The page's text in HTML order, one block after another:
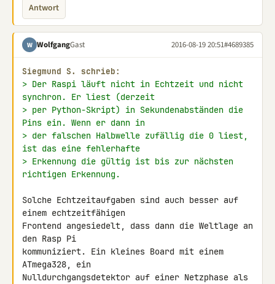
Antwort
W WolfgangGast 2016-08-19 20:51#4689385
Siegmund S. schrieb:
> Der Raspi läuft nicht in Echtzeit und nicht
synchron. Er liest (derzeit
> per Python-Skript) in Sekundenabständen die
Pins ein. Wenn er dann in
> der falschen Halbwelle zufällig die 0 liest,
ist das eine fehlerhafte
> Erkennung die gültig ist bis zur nächsten
richtigen Erkennung.
Solche Echtzeitaufgaben sind auch besser auf
einem echtzeitfähigen
Frontend angesiedelt, dass dann die Weltlage an
den Rasp Pi
kommuniziert. Ein kleines Board mit einem
ATmega328, ein
Nulldurchgangsdetektor auf einer Netzphase als